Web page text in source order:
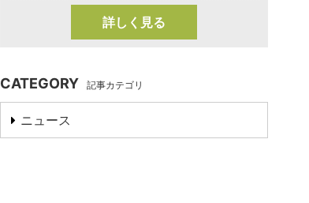
詳しく見る
CATEGORY 記事カテゴリ
ニュース